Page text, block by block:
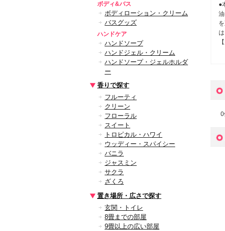
ボディ&バス
ボディローション・クリーム
バスグッズ
ハンドケア
ハンドソープ
ハンドジェル・クリーム
ハンドソープ・ジェルホルダ
ー
香りで探す
フルーティ
クリーン
フローラル
スイート
トロピカル・ハワイ
ウッディー・スパイシー
バニラ
ジャスミン
サクラ
ざくろ
置き場所・広さで探す
玄関・トイレ
8畳までの部屋
9畳以上の広い部屋
●
0